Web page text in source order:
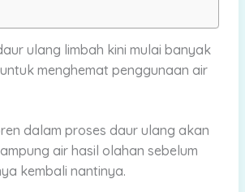
ulang limbah kini mulai banyak
menghemat penggunaan air
dalam proses daur ulang akan
air hasil olahan sebelum
kembali nantinya.